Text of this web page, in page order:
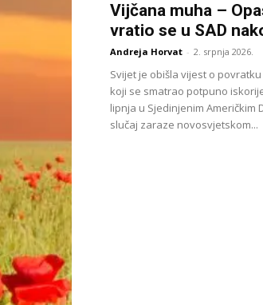
Vijčana muha –
vratio se u SAD
Andreja Horvat - 2. srpnja 2026.
Svijet je obišla vijest o
koji se smatrao potpuno
lipnja u Sjedinjenim Američkim
slučaj zaraze novosvjetskom...